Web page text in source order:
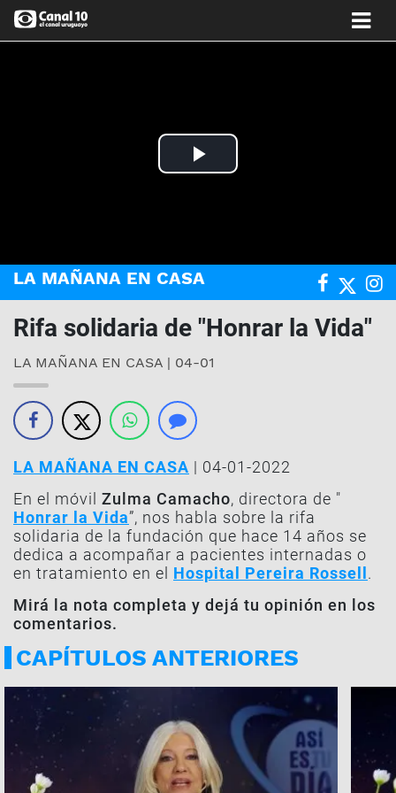
Play
LA MAÑANA EN CASA
Rifa solidaria de "Honrar la Vida"
LA MAÑANA EN CASA | 04-01
LA MAÑANA EN CASA | 04-01-2022
En el móvil Zulma Camacho, directora de "
Honrar la Vida”, nos habla sobre la rifa
solidaria de la fundación que hace 14 años se
dedica a acompañar a pacientes internadas o
en tratamiento en el Hospital Pereira Rossell .
Mirá la nota completa y dejá tu opinión en los
comentarios.
CAPÍTULOS ANTERIORES